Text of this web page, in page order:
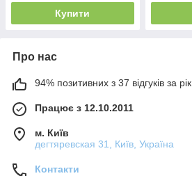
Купити
Про нас
94% позитивних з 37 відгуків за рік
Працює з 12.10.2011
м. Київ
дегтяревская 31, Київ, Україна
Контакти